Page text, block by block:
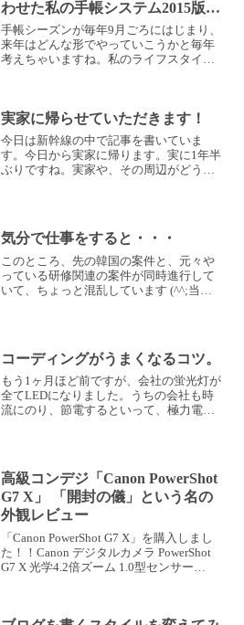
わせた私の手帳システム2015版は
こんな感じだ
手帳シーズンが毎年9月ごろにはじまり、
来年はどんな形でやっていこうかと毎年
考えちゃいますね。私のライフスタイル
かけて構築して...
実家に帰らせていただきます！
今日は新幹線の中で記事を書いていま
す。今日から実家に帰ります。実に1年半
ぶりですね。実家や、その周辺がどうな
ですよね。どんなところに...
気分で仕事をすると・・・
このところ、先の韓国の案件と、元々や
っている研修関連の案件が同時進行して
いて、ちょっと混乱しています (^^;当た
コーディングがうまくなるコツ。
もう1ヶ月ほど前ですが、会社の蛍光灯が
全てLEDになりました。うちの会社も時
流にのり、節電するといって、極力電気
曇や雨の日はさすがに...
高級コンデジ「Canon PowerShot
G7 X」 「開封の儀」という名の
外観レビュー
「Canon PowerShot G7 X」を購入しまし
た！！Canon デジタルカメラ PowerShot
G7 X 光学4.2倍ズーム 1.0型センサー